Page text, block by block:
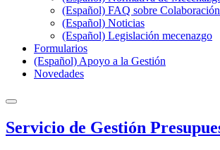
(Español) FAQ sobre
(Español) Noticias
(Español) Legislación mecenazgo
Formularios
(Español) Apoyo a la Gestión
Novedades
Servicio de Gestión